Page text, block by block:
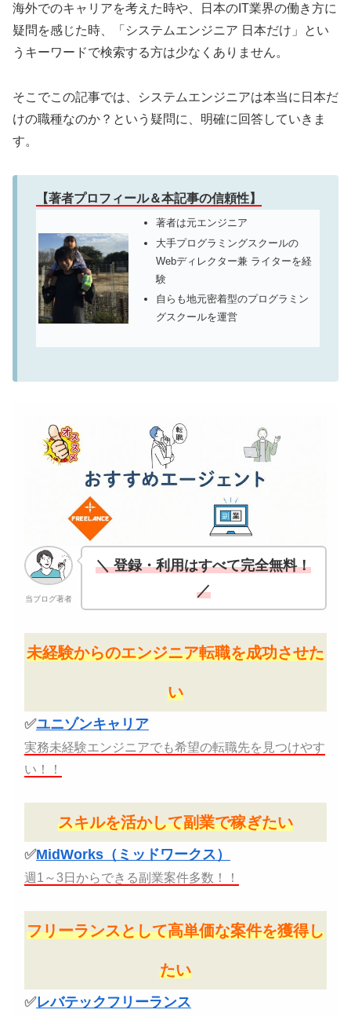
海外でのキャリアを考えた時や、日本のIT業界の働き方に
疑問を感じた時、「システムエンジニア 日本だけ」とい
うキーワードで検索する方は少なくありません。
そこでこの記事では、システムエンジニアは本当に日本だ
けの職種なのか？という疑問に、明確に回答していきま
す。
【著者プロフィール＆本記事の信頼性】
著者は元エンジニア
大手プログラミングスクールの
Webディレクター兼 ライターを経
験
自らも地元密着型のプログラミン
グスクールを運営
当ブログ著者
＼ 登録・利用はすべて完全無料！
／
未経験からのエンジニア転職を成功させた
い
✅ユニゾンキャリア
実務未経験エンジニアでも希望の転職先を見つけやす
い！！
スキルを活かして副業で稼ぎたい
✅MidWorks（ミッドワークス）
週1～3日からできる副業案件多数！！
フリーランスとして高単価な案件を獲得し
たい
✅レバテックフリーランス